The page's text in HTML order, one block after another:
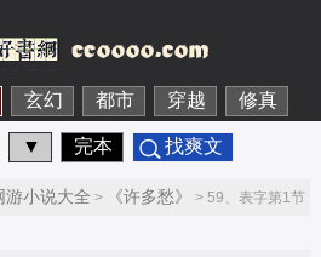
玄幻 都市 穿越 修真
▼ 完本 找爽文
游小说大全 > 《许多愁》 > 59、表字第1节